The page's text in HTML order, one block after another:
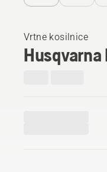
Vrtne kosilnice
Husqvarna